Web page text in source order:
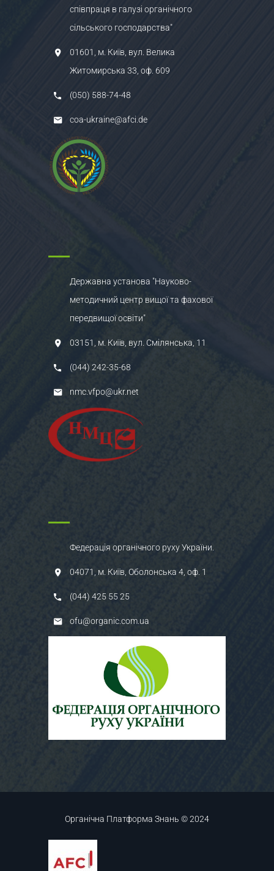
співпраця в галузі органічного
сільського господарства"
01601, м. Київ, вул. Велика
Житомирська 33, оф. 609
(050) 588-74-48
coa-ukraine@afci.de
Державна установа "Науково-
методичний центр вищої та фахової
передвищої освіти"
03151, м. Київ, вул. Смілянська, 11
(044) 242-35-68
nmc.vfpo@ukr.net
Федерація органічного руху України.
04071, м. Київ, Оболонська 4, оф. 1
(044) 425 55 25
ofu@organic.com.ua
Органічна Платформа Знань © 2024